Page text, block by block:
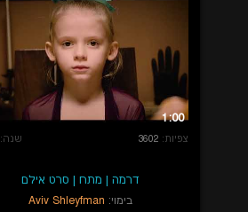
1:00
צפיות: 3602 שנה:
דרמה| מתח| סרט אילם
בימוי: Aviv Shleyfman